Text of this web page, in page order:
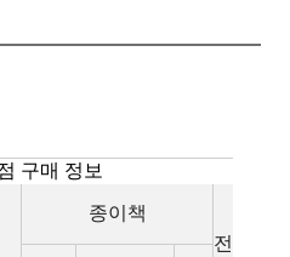
구매 정보
종이책
전